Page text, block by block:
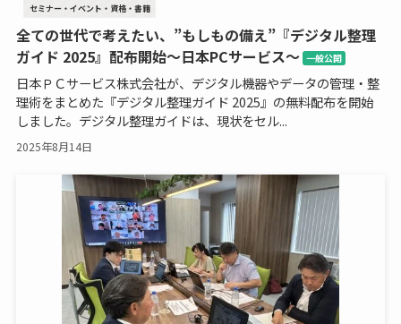
セミナー・イベント・資格・書籍
全ての世代で考えたい、”もしもの備え”『デジタル整理
ガイド 2025』配布開始～日本PCサービス～ 一般公開
日本ＰＣサービス株式会社が、デジタル機器やデータの管理・整
理術をまとめた『デジタル整理ガイド 2025』の無料配布を開始
しました。デジタル整理ガイドは、現状をセル...
2025年8月14日